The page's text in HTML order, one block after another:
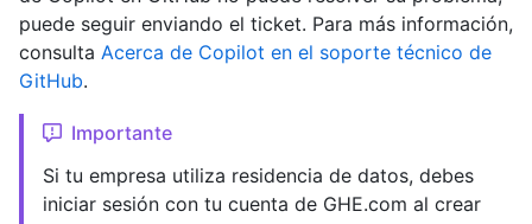
puede seguir enviando el ticket. Para más información,
consulta Acerca de Copilot en el soporte técnico de
GitHub.
Importante
Si tu empresa utiliza residencia de datos, debes
iniciar sesión con tu cuenta de GHE.com al crear